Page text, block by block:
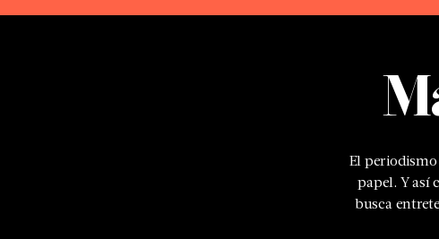
El periodismo
papel. Y así
busca